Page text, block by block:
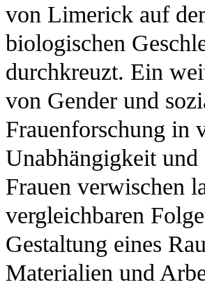
von Limerick auf
biologischen
durchkreuzt. Ein
von Gender und
Frauenforschung in
Unabhängigkeit und
Frauen verwischen
vergleichbaren
Gestaltung eines
Materialien und